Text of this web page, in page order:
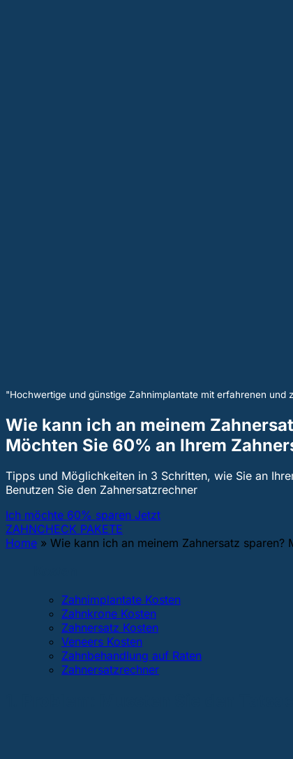
"Hochwertige und günstige Zahnimplantate mit erfahrenen
Wie kann ich an meinem
Möchten Sie 60% an Ihrem
Tipps und Möglichkeiten in 3 Schritten, wie Sie an
Benutzen Sie den Zahnersatzrechner
Ich möchte 60% sparen Jetzt
ZAHNCHECK PAKETE
Home » Wie kann ich an meinem Zahnersatz
Zahnimplantate Kosten
Zahnkrone Kosten
Zahnersatz Kosten
Veneers Kosten
Zahnbehandlung auf Raten
Zahnersatzrechner